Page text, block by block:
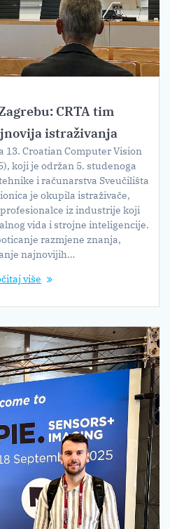
CRTA tim
istraživanja
13. Croatian Computer Vision
koji je održan 5. studenoga
i računarstva Sveučilišta
je okupila istraživače,
iz industrije koji
vida i strojne inteligencije.
razmjene znanja,
najnovijih…
više